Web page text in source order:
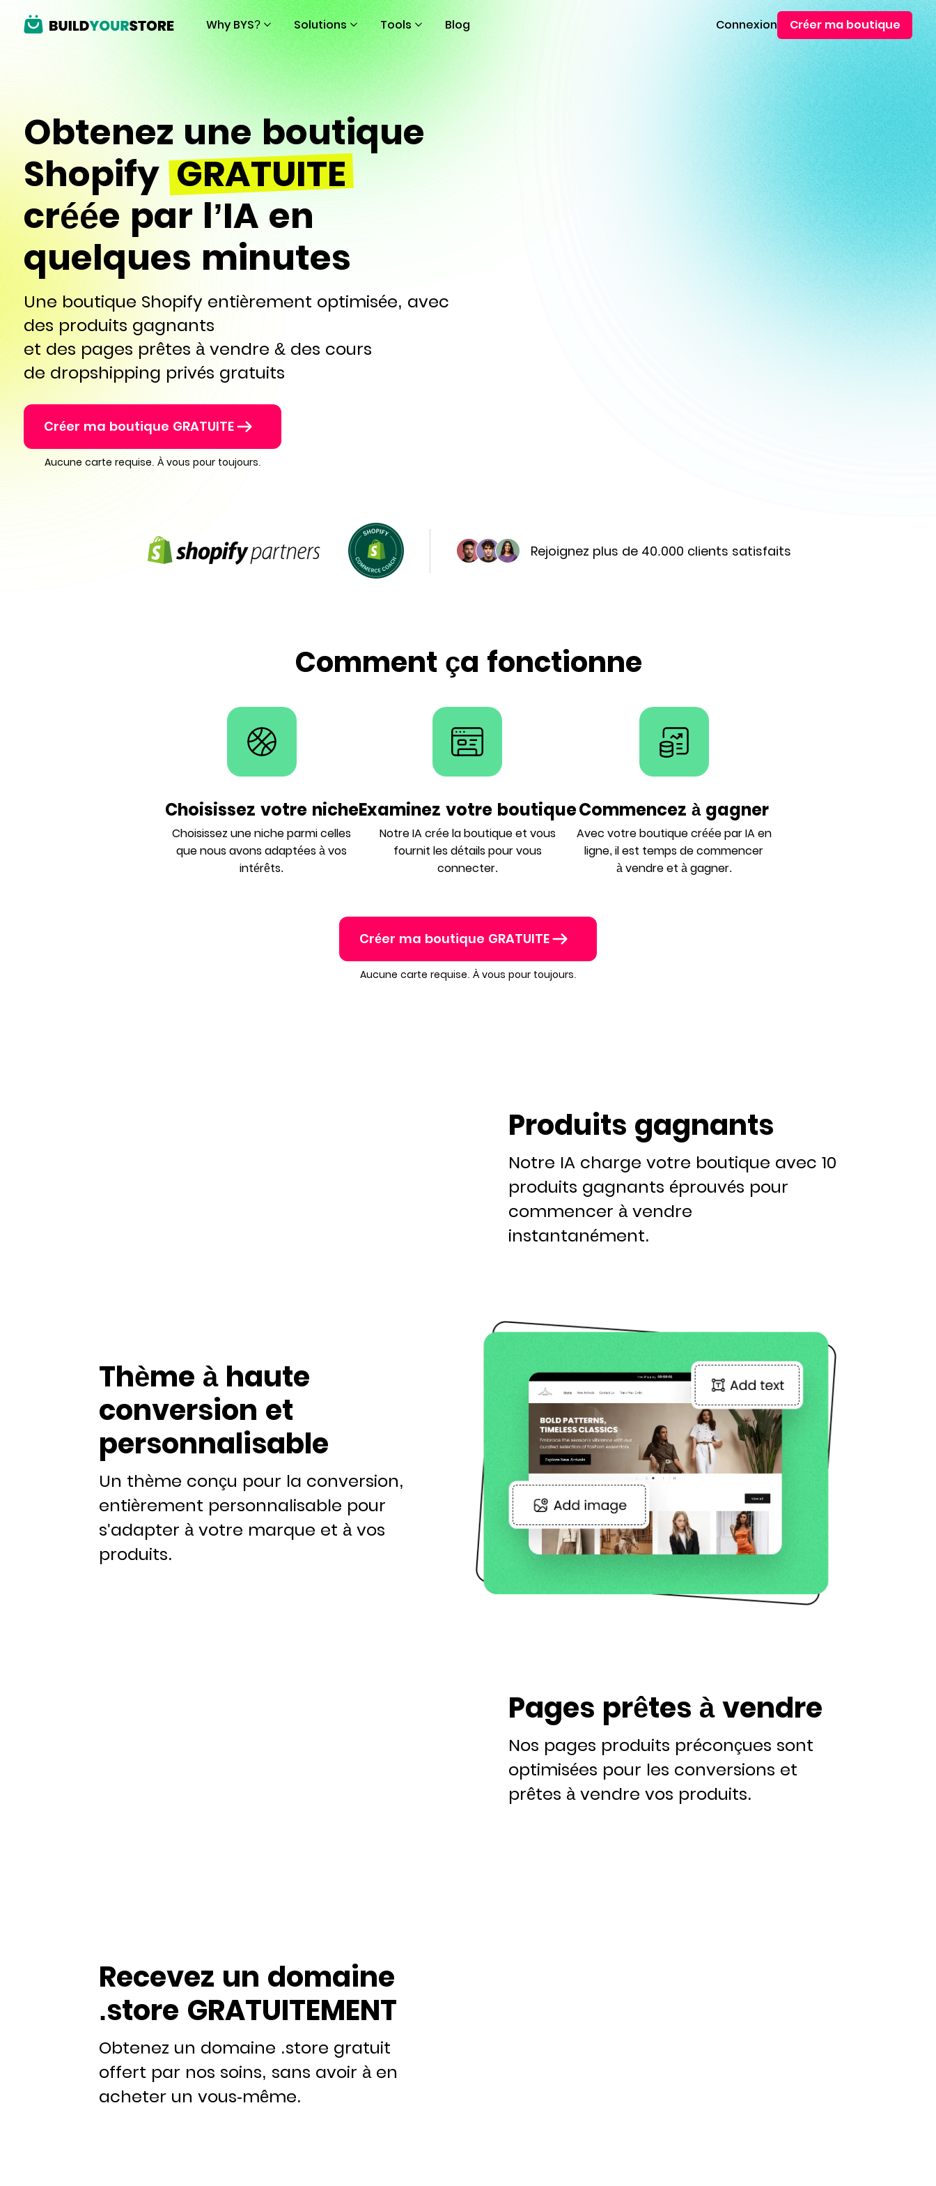
Why BYS? Solutions Tools Blog Connexion Créer ma boutique
Obtenez une boutique
ShopifyGRATUITE
créée par l’IA en
quelques minutes
Une boutique Shopify entièrement optimisée, avec
des produits gagnants
et des pages prêtes à vendre & des cours
de dropshipping privés gratuits
Créer ma boutique GRATUITE
Aucune carte requise. À vous pour toujours.
Rejoignez plus de 40.000 clients satisfaits
Comment ça fonctionne
Choisissez votre niche
Choisissez une niche parmi celles
que nous avons adaptées à vos
intérêts.
Examinez votre boutique
Notre IA crée la boutique et vous
fournit les détails pour vous
connecter.
Commencez à gagner
Avec votre boutique créée par IA en
ligne, il est temps de commencer
à vendre et à gagner.
Créer ma boutique GRATUITE
Aucune carte requise. À vous pour toujours.
Produits gagnants
Notre IA charge votre boutique avec 10
produits gagnants éprouvés pour
commencer à vendre
instantanément.
Thème à haute
conversion et
personnalisable
Un thème conçu pour la conversion,
entièrement personnalisable pour
s'adapter à votre marque et à vos
produits.
Pages prêtes à vendre
Nos pages produits préconçues sont
optimisées pour les conversions et
prêtes à vendre vos produits.
Recevez un domaine
.store GRATUITEMENT
Obtenez un domaine .store gratuit
offert par nos soins, sans avoir à en
acheter un vous-même.